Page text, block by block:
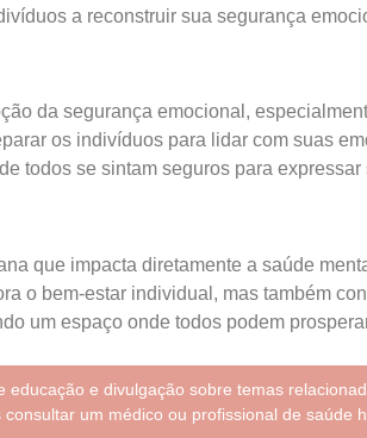
a reconstruir sua segurança
da segurança emocional,
os indivíduos para lidar com suas
todos se sintam seguros para
que impacta diretamente a saúde
o bem-estar individual, mas também
um espaço onde todos podem
e divulgação sobre temas
um médico ou profissional de saúde